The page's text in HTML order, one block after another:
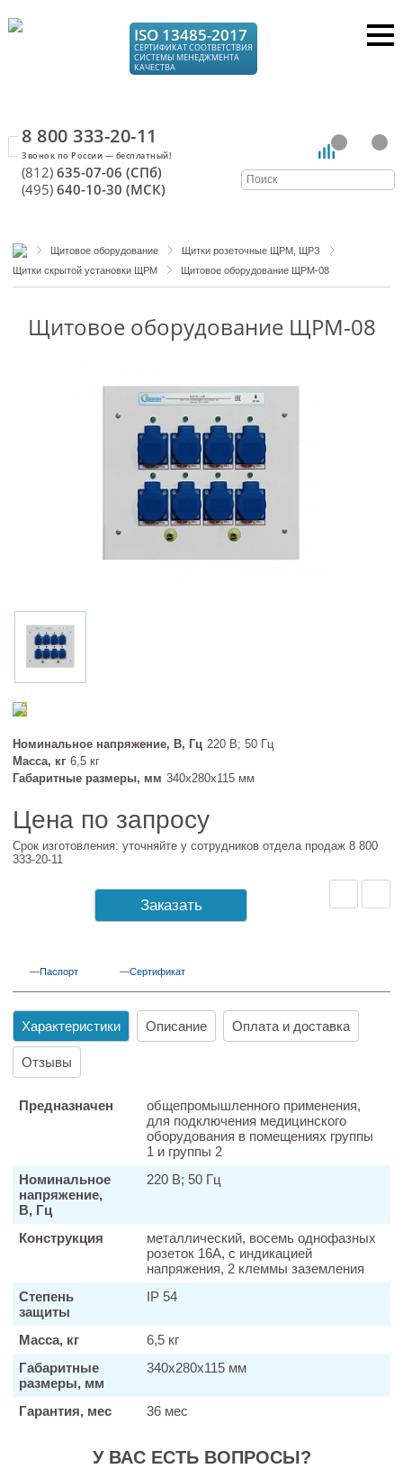
ISO 13485-2017
СЕРТИФИКАТ СООТВЕТСТВИЯ
СИСТЕМЫ МЕНЕДЖМЕНТА
КАЧЕСТВА
8 800 333-20-11
(812) 635-07-06 (СПб)
(495) 640-10-30 (МСК)
Щитовое оборудование
Щитки розеточные ЩРМ, ЩРЗ
Щитки скрытой установки ЩРМ
Щитовое оборудование ЩРМ-08
Щитовое оборудование ЩРМ-08
Номинальное напряжение, В, Гц 220 В; 50 Гц
Масса, кг 6,5 кг
Габаритные размеры, мм 340х280х115 мм
Цена по запросу
Срок изготовления: уточняйте у сотрудников отдела продаж 8 800
333-20-11
Заказать
Паспорт Сертификат
Характеристики Описание Оплата и доставка
Отзывы
Предназначен
общепромышленного применения,
для подключения медицинского
оборудования в помещениях группы
1 и группы 2
Номинальное
напряжение,
В, Гц
220 В; 50 Гц
Конструкция
металлический, восемь однофазных
розеток 16А, с индикацией
напряжения, 2 клеммы заземления
Степень
защиты
IP 54
Масса, кг
6,5 кг
Габаритные
размеры, мм
340х280х115 мм
Гарантия, мес 36 мес
У ВАС ЕСТЬ ВОПРОСЫ?